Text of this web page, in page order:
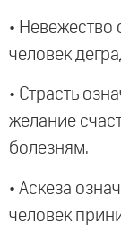
• Невежество
человек
• Страсть
желание
болезням.
• Аскеза
человек